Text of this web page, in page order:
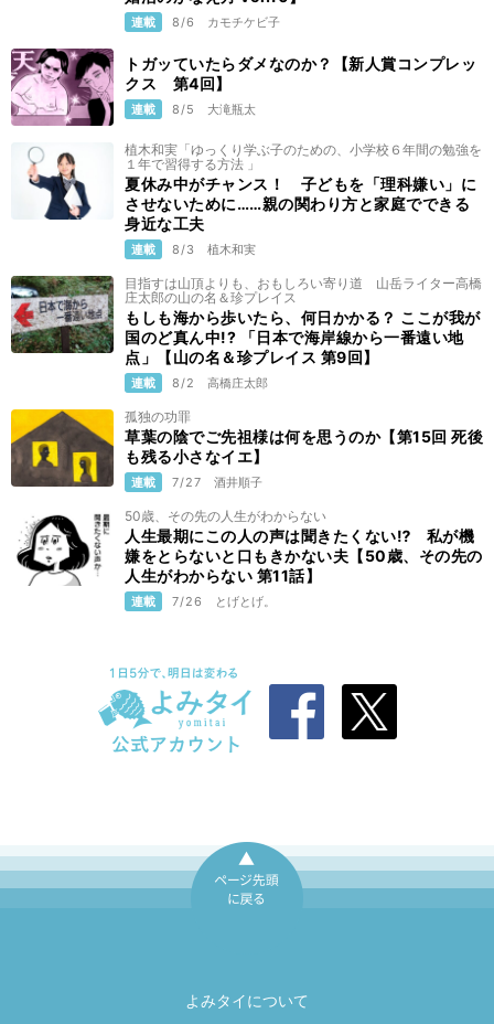
連載 8/6 カモチケビ子
トガッていたらダメなのか？【新人賞コンプレッ
クス 第4回】
連載 8/5 大滝瓶太
植木和実「ゆっくり学ぶ子のための、小学校６年間の勉強を
１年で習得する方法 」
夏休み中がチャンス！ 子どもを「理科嫌い」に
させないために……親の関わり方と家庭でできる
身近な工夫
連載 8/3 植木和実
目指すは山頂よりも、おもしろい寄り道 山岳ライター高橋
庄太郎の山の名＆珍プレイス
もしも海から歩いたら、何日かかる？ ここが我が
国のど真ん中!? 「日本で海岸線から一番遠い地
点」【山の名＆珍プレイス 第9回】
連載 8/2 高橋庄太郎
孤独の功罪
草葉の陰でご先祖様は何を思うのか【第15回 死後
も残る小さなイエ】
連載 7/27 酒井順子
50歳、その先の人生がわからない
人生最期にこの人の声は聞きたくない⁉ 私が機
嫌をとらないと口もきかない夫【50歳、その先の
人生がわからない 第11話】
連載 7/26 とげとげ。
よみタイについて